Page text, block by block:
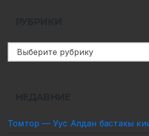
Рубрики
Томтор — Уус Алдан бастакы